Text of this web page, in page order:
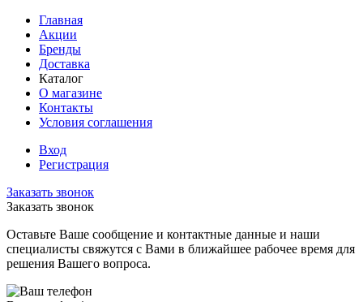
Главная
Акции
Бренды
Доставка
Каталог
О магазине
Контакты
Условия соглашения
Вход
Регистрация
Заказать звонок
Заказать звонок
Оставьте Ваше сообщение и контактные данные и наши
специалисты свяжутся с Вами в ближайшее рабочее время для
решения Вашего вопроса.